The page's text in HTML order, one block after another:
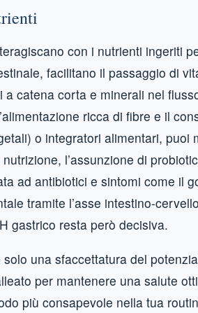
con i nutrienti ingeriti
facilitano il passaggio di
catena corta e minerali nel
ricca di fibre e il
o integratori alimentari, puoi
l’assunzione di
ad antibiotici e sintomi come il
tramite l’asse intestino-
gastrico resta però decisiva.
una sfaccettatura del
per mantenere una salute
più consapevole nella tua